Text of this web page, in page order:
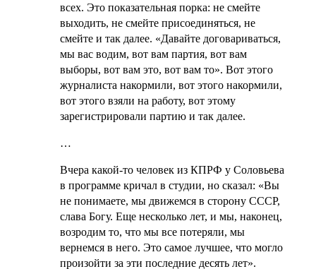
всех. Это показательная порка: не смейте
выходить, не смейте присоединяться, не
смейте и так далее. «Давайте договариваться,
мы вас водим, вот вам партия, вот вам
выборы, вот вам это, вот вам то». Вот этого
журналиста накормили, вот этого накормили,
вот этого взяли на работу, вот этому
зарегистрировали партию и так далее.
…
Вчера какой-то человек из КПРФ у Соловьева
в программе кричал в студии, но сказал: «Вы
не понимаете, мы движемся в сторону СССР,
слава Богу. Еще несколько лет, и мы, наконец,
возродим то, что мы все потеряли, мы
вернемся в него. Это самое лучшее, что могло
произойти за эти последние десять лет».